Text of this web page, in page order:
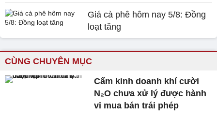
Giá cà phê hôm nay 5/8: Đồng
loạt tăng
CÙNG CHUYÊN MỤC
Cấm kinh doanh khí cười
N₂O chưa xử lý được hành
vi mua bán trái phép